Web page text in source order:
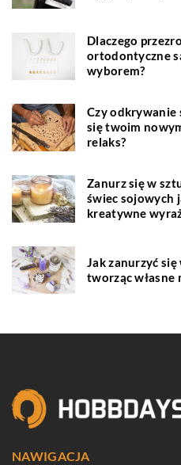
Dlaczego
ortodontyczne
wyborem?
Czy odkrywanie
się twoim
relaks?
Zanurz się w
świec sojowych
kreatywne
Jak zanurzyć
tworząc własne
NAWIGACJA